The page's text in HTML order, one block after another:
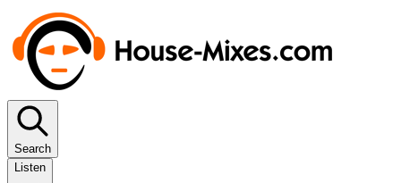
Search
Listen